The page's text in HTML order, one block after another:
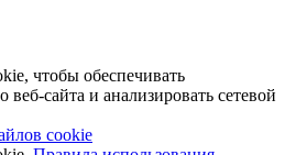
чтобы обеспечивать
сайта и анализировать сетевой
cookie